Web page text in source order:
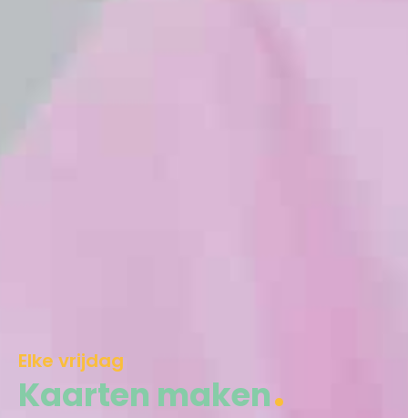
Elke vrijdag
Kaarten maken